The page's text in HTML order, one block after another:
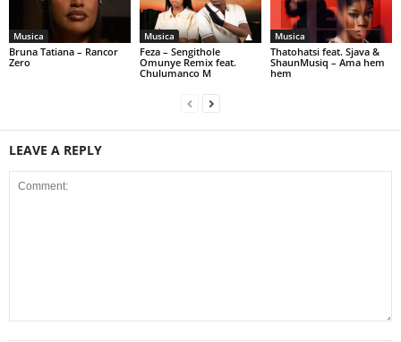
Musica
Bruna Tatiana – Rancor
Zero
Musica
Feza – Sengithole
Omunye Remix feat.
Chulumanco M
Musica
Thatohatsi feat. Sjava &
ShaunMusiq – Ama hem
hem
LEAVE A REPLY